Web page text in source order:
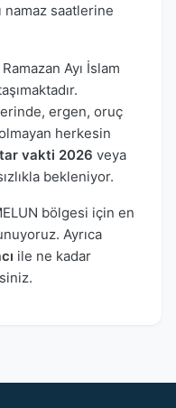
namaz saatlerine
Ayı İslam
ergen, oruç
herkesin
vakti 2026 veya
bekleniyor.
bölgesi için en
Ayrıca
ile ne kadar